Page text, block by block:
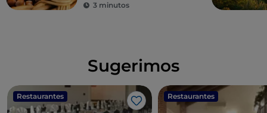
3 minutos
Sugerimos
Restaurantes
Gosto
Restaurantes